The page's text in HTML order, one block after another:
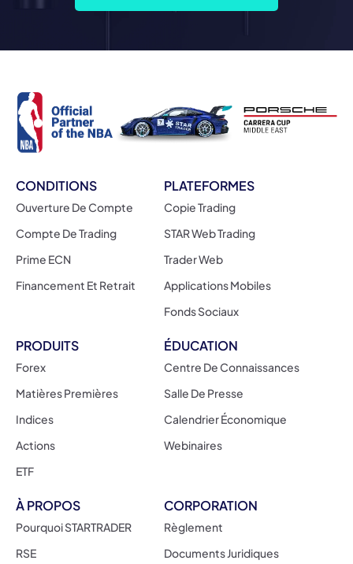
CONDITIONS
Ouverture De Compte
Compte De Trading
Prime ECN
Financement Et Retrait
PLATEFORMES
Copie Trading
STAR Web Trading
Trader Web
Applications Mobiles
Fonds Sociaux
PRODUITS
Forex
Matières Premières
Indices
Actions
ETF
ÉDUCATION
Centre De Connaissances
Salle De Presse
Calendrier Économique
Webinaires
À PROPOS
Pourquoi STARTRADER
RSE
CORPORATION
Règlement
Documents Juridiques